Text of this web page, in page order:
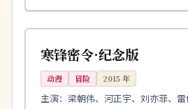
英国
院线
寒锋密令·纪念版
动漫 冒险 2015年
主演：梁朝伟、河正宇、刘亦菲、